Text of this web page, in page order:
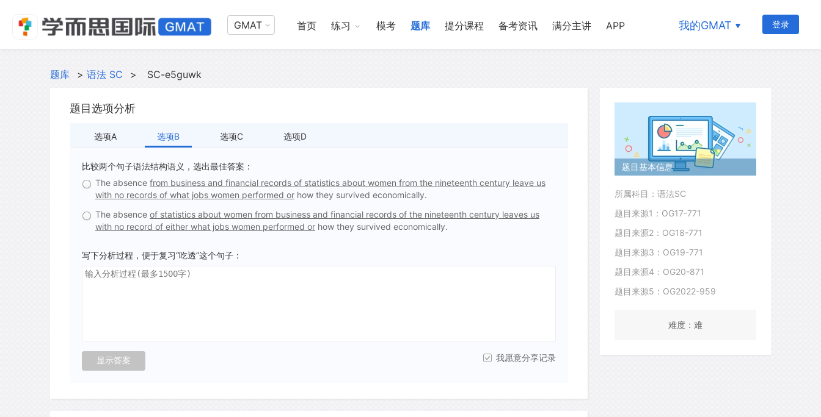
GMAT 首页 练习 模考 题库 提分课程 备考资讯 满分主讲 APP 我的GMAT 登录
题库 > 语法 SC > SC-e5guwk
题目选项分析
选项A 选项B 选项C 选项D
比较两个句子语法结构语义，选出最佳答案：
The absence from business and financial records of statistics about women from the nineteenth century leave us
with no records of what jobs women performed or how they survived economically.
The absence of statistics about women from business and financial records of the nineteenth century leaves us
with no record of either what jobs women performed or how they survived economically.
写下分析过程，便于复习“吃透”这个句子：
我愿意分享记录
题目基本信息
所属科目：语法SC
题目来源1：OG17-771
题目来源2：OG18-771
题目来源3：OG19-771
题目来源4：OG20-871
题目来源5：OG2022-959
难度：难